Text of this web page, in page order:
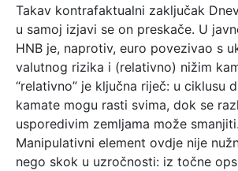
Takav kontrafaktualni zaključak
u samoj izjavi se on preskače. U
HNB je, naprotiv, euro povezivao s
valutnog rizika i (relativno) nižim
“relativno” je ključna riječ: u ciklusu
kamate mogu rasti svima, dok se
usporedivim zemljama može smanjiti.
Manipulativni element ovdje nije
nego skok u uzročnosti: iz točne